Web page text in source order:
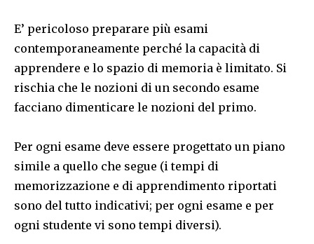
E’ pericoloso preparare più esami
contemporaneamente perché la capacità di
apprendere e lo spazio di memoria è limitato. Si
rischia che le nozioni di un secondo esame
facciano dimenticare le nozioni del primo.
Per ogni esame deve essere progettato un piano
simile a quello che segue (i tempi di
memorizzazione e di apprendimento riportati
sono del tutto indicativi; per ogni esame e per
ogni studente vi sono tempi diversi).